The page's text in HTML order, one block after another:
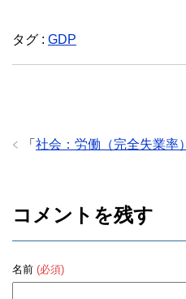
c
e
o
tt
er
タグ : GDP
「 社会：労働（完全失業率）
コメントを残す
名前 (必須)